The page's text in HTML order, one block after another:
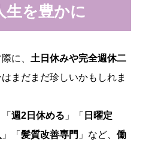
生を豊かに
に、 土日休みや完全週休二
まだまだ珍しいかもしれま
週2日休める 」「 日曜定
」「 髪質改善専門 」など、 働